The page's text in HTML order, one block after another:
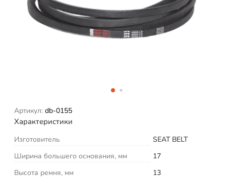
Артикул: db-0155
Характеристики
Изготовитель
SEAT BELT
Ширина большего основания, мм
17
Высота ремня, мм
13